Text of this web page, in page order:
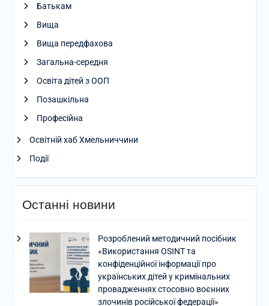
Батькам
Вища
Вища передфахова
Загальна-середня
Освіта дітей з ООП
Позашкільна
Професійна
Освітній хаб Хмельниччини
Події
Останні новини
Розроблений методичний посібник
«Використання OSINT та
конфіденційної інформації про
українських дітей у кримінальних
провадженнях стосовно воєнних
злочинів російської федерації»